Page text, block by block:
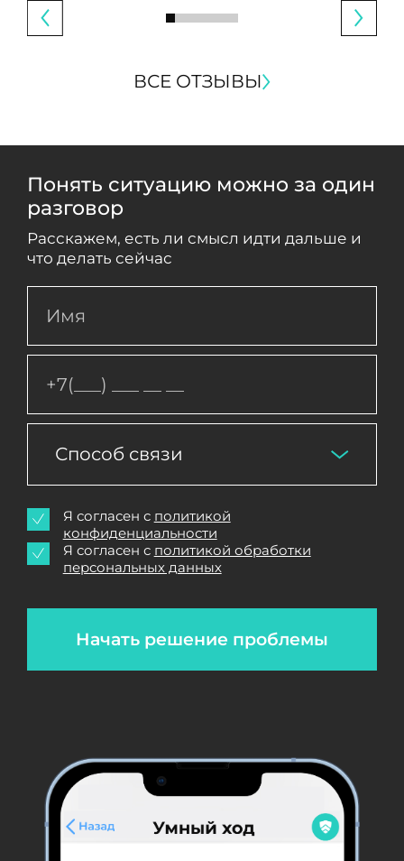
ВСЕ ОТЗЫВЫ
Понять ситуацию можно за один
разговор
Расскажем, есть ли смысл идти дальше и
что делать сейчас
Способ связи
Начать решение проблемы
Я согласен с политикой
конфиденциальности
Я согласен с политикой обработки
персональных данных